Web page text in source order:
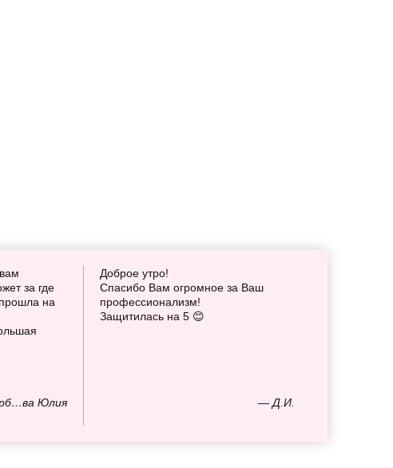
Юлия
за где
на
— Д.И.
Доброе утро!
Спасибо Вам огромное за Ваш
профессионализм!
Защитилась на 5 😊